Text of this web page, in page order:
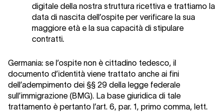
digitale della nostra struttura ricettiva e trattiamo la
data di nascita dell’ospite per verificare la sua
maggiore età e la sua capacità di stipulare
contratti.
Germania: se l’ospite non è cittadino tedesco, il
documento d’identità viene trattato anche ai fini
dell’adempimento dei §§ 29 della legge federale
sull’immigrazione (BMG). La base giuridica di tale
trattamento è pertanto l’art. 6, par. 1, primo comma, lett.